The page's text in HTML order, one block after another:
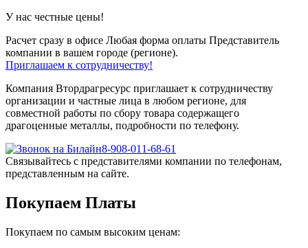
У нас честные цены!
Расчет сразу в офисе Любая форма оплаты Представитель
компании в вашем городе (регионе).
Приглашаем к сотрудничеству!
Компания Втордрагресурс приглашает к сотрудничеству
организации и частные лица в любом регионе, для
совместной работы по сбору товара содержащего
драгоценные металлы, подробности по телефону.
8-908-011-68-61
Связывайтесь с представителями компании по телефонам,
представленным на сайте.
Покупаем Платы
Покупаем по самым высоким ценам: